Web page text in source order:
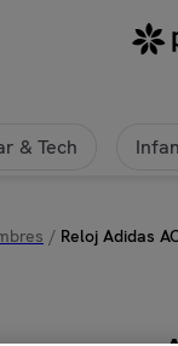
& Tech
/ Reloj Adidas